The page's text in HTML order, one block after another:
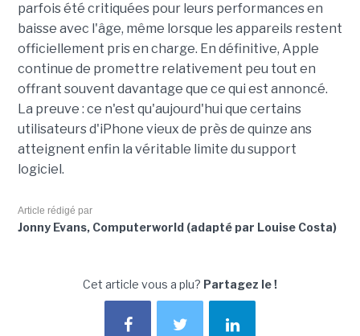
parfois été critiquées pour leurs performances en
baisse avec l'âge, même lorsque les appareils restent
officiellement pris en charge. En définitive, Apple
continue de promettre relativement peu tout en
offrant souvent davantage que ce qui est annoncé.
La preuve : ce n'est qu'aujourd'hui que certains
utilisateurs d'iPhone vieux de près de quinze ans
atteignent enfin la véritable limite du support
logiciel.
Article rédigé par
Jonny Evans, Computerworld (adapté par Louise Costa)
Cet article vous a plu? Partagez le !